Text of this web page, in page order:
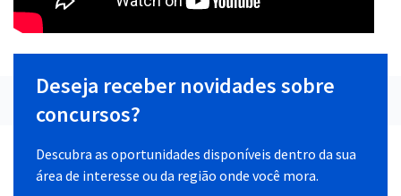
Deseja receber novidades sobre
concursos?
Descubra as oportunidades disponíveis dentro da sua
área de interesse ou da região onde você mora.